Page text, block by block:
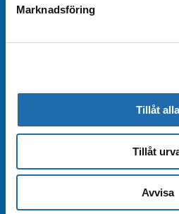
Marknadsföring
Tillåt alla
Tillåt
Avvisa
Boka online
Bra att veta
Vanliga frågor